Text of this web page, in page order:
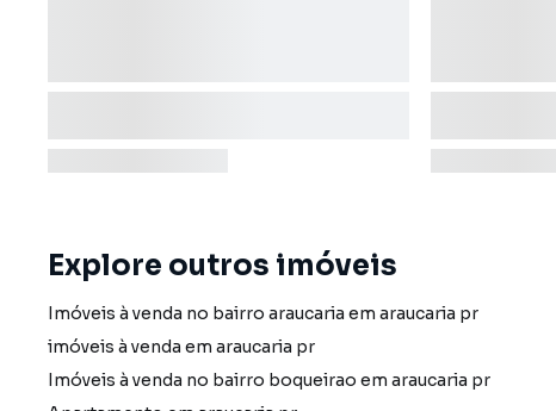
Explore outros imóveis
Imóveis à venda no bairro araucaria em araucaria pr
imóveis à venda em araucaria pr
Imóveis à venda no bairro boqueirao em araucaria pr